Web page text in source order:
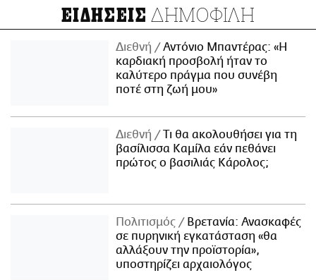
ΕΙΔΗΣΕΙΣ ΔΗΜΟΦΙΛΗ
Διεθνή
Αντόνιο Μπαντέρας: «Η
καρδιακή προσβολή ήταν το
καλύτερο πράγμα που συνέβη
ποτέ στη ζωή μου»
Διεθνή
Τι θα ακολουθήσει για τη
βασίλισσα Καμίλα εάν πεθάνει
πρώτος ο βασιλιάς Κάρολος;
Πολιτισμός
Βρετανία: Ανασκαφές
σε πυρηνική εγκατάσταση «θα
αλλάξουν την προϊστορία»,
υποστηρίζει αρχαιολόγος